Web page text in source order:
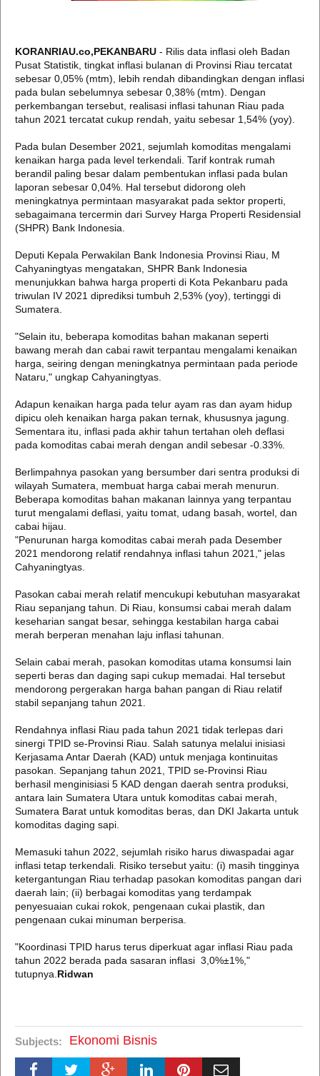
KORANRIAU.co,PEKANBARU - Rilis data inflasi oleh Badan
Pusat Statistik, tingkat inflasi bulanan di Provinsi Riau tercatat
sebesar 0,05% (mtm), lebih rendah dibandingkan dengan inflasi
pada bulan sebelumnya sebesar 0,38% (mtm). Dengan
perkembangan tersebut, realisasi inflasi tahunan Riau pada
tahun 2021 tercatat cukup rendah, yaitu sebesar 1,54% (yoy).
Pada bulan Desember 2021, sejumlah komoditas mengalami
kenaikan harga pada level terkendali. Tarif kontrak rumah
berandil paling besar dalam pembentukan inflasi pada bulan
laporan sebesar 0,04%. Hal tersebut didorong oleh
meningkatnya permintaan masyarakat pada sektor properti,
sebagaimana tercermin dari Survey Harga Properti Residensial
(SHPR) Bank Indonesia.
Deputi Kepala Perwakilan Bank Indonesia Provinsi Riau, M
Cahyaningtyas mengatakan, SHPR Bank Indonesia
menunjukkan bahwa harga properti di Kota Pekanbaru pada
triwulan IV 2021 diprediksi tumbuh 2,53% (yoy), tertinggi di
Sumatera.
"Selain itu, beberapa komoditas bahan makanan seperti
bawang merah dan cabai rawit terpantau mengalami kenaikan
harga, seiring dengan meningkatnya permintaan pada periode
Nataru," ungkap Cahyaningtyas.
Adapun kenaikan harga pada telur ayam ras dan ayam hidup
dipicu oleh kenaikan harga pakan ternak, khususnya jagung.
Sementara itu, inflasi pada akhir tahun tertahan oleh deflasi
pada komoditas cabai merah dengan andil sebesar -0.33%.
Berlimpahnya pasokan yang bersumber dari sentra produksi di
wilayah Sumatera, membuat harga cabai merah menurun.
Beberapa komoditas bahan makanan lainnya yang terpantau
turut mengalami deflasi, yaitu tomat, udang basah, wortel, dan
cabai hijau.
"Penurunan harga komoditas cabai merah pada Desember
2021 mendorong relatif rendahnya inflasi tahun 2021," jelas
Cahyaningtyas.
Pasokan cabai merah relatif mencukupi kebutuhan masyarakat
Riau sepanjang tahun. Di Riau, konsumsi cabai merah dalam
keseharian sangat besar, sehingga kestabilan harga cabai
merah berperan menahan laju inflasi tahunan.
Selain cabai merah, pasokan komoditas utama konsumsi lain
seperti beras dan daging sapi cukup memadai. Hal tersebut
mendorong pergerakan harga bahan pangan di Riau relatif
stabil sepanjang tahun 2021.
Rendahnya inflasi Riau pada tahun 2021 tidak terlepas dari
sinergi TPID se-Provinsi Riau. Salah satunya melalui inisiasi
Kerjasama Antar Daerah (KAD) untuk menjaga kontinuitas
pasokan. Sepanjang tahun 2021, TPID se-Provinsi Riau
berhasil menginisiasi 5 KAD dengan daerah sentra produksi,
antara lain Sumatera Utara untuk komoditas cabai merah,
Sumatera Barat untuk komoditas beras, dan DKI Jakarta untuk
komoditas daging sapi.
Memasuki tahun 2022, sejumlah risiko harus diwaspadai agar
inflasi tetap terkendali. Risiko tersebut yaitu: (i) masih tingginya
ketergantungan Riau terhadap pasokan komoditas pangan dari
daerah lain; (ii) berbagai komoditas yang terdampak
penyesuaian cukai rokok, pengenaan cukai plastik, dan
pengenaan cukai minuman berperisa.
"Koordinasi TPID harus terus diperkuat agar inflasi Riau pada
tahun 2022 berada pada sasaran inflasi 3,0%±1%,"
tutupnya. Ridwan
Subjects: Ekonomi Bisnis